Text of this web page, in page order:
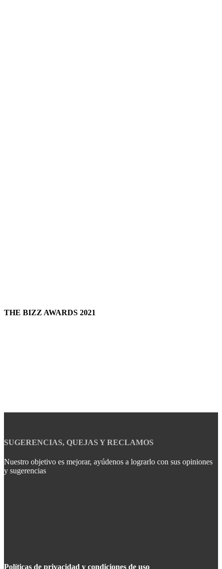
THE BIZZ AWARDS 2021
SUGERENCIAS, QUEJAS Y RECLAMOS
Nuestro objetivo es mejorar, ayúdenos a lograrlo con sus opiniones
y sugerencias
Políticas de privacidad y condiciones de uso